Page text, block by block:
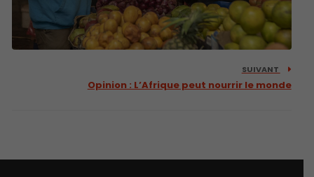
SUIVANT
Opinion : L’Afrique peut nourrir le monde